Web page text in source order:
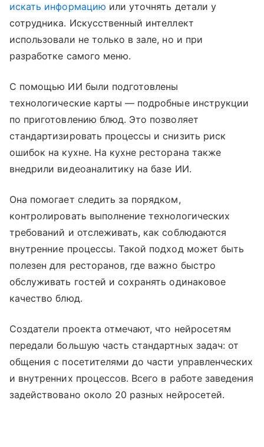
искать информацию или уточнять детали у
сотрудника. Искусственный интеллект
использовали не только в зале, но и при
разработке самого меню.
С помощью ИИ были подготовлены
технологические карты — подробные инструкции
по приготовлению блюд. Это позволяет
стандартизировать процессы и снизить риск
ошибок на кухне. На кухне ресторана также
внедрили видеоаналитику на базе ИИ.
Она помогает следить за порядком,
контролировать выполнение технологических
требований и отслеживать, как соблюдаются
внутренние процессы. Такой подход может быть
полезен для ресторанов, где важно быстро
обслуживать гостей и сохранять одинаковое
качество блюд.
Создатели проекта отмечают, что нейросетям
передали большую часть стандартных задач: от
общения с посетителями до части управленческих
и внутренних процессов. Всего в работе заведения
задействовано около 20 разных нейросетей.